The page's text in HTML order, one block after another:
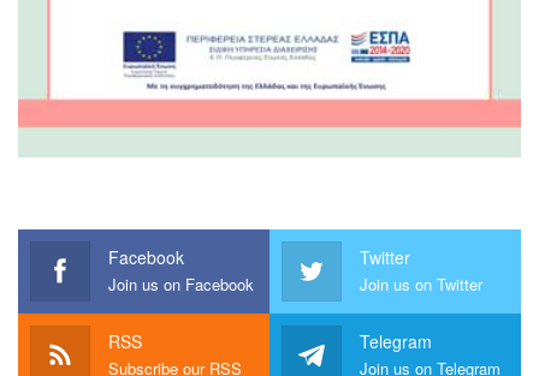
Facebook
Join us on Facebook
Twitter
Join us on Twitter
RSS
Subscribe our RSS
Telegram
Join us on Telegram